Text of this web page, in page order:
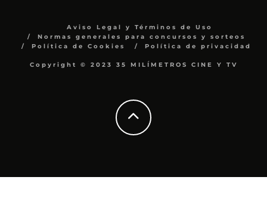
Aviso Legal y Términos de Uso
Normas generales para concursos y sorteos
Política de Cookies
Política de privacidad
Copyright © 2023 35 MILÍMETROS CINE Y TV